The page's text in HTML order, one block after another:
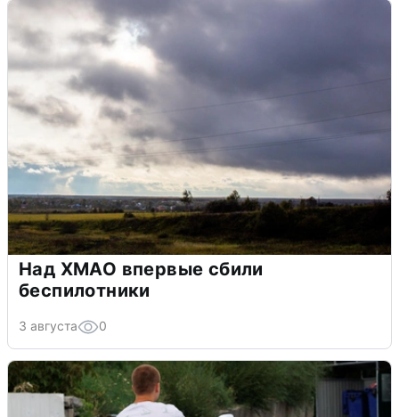
Над ХМАО впервые сбили
беспилотники
3 августа 0